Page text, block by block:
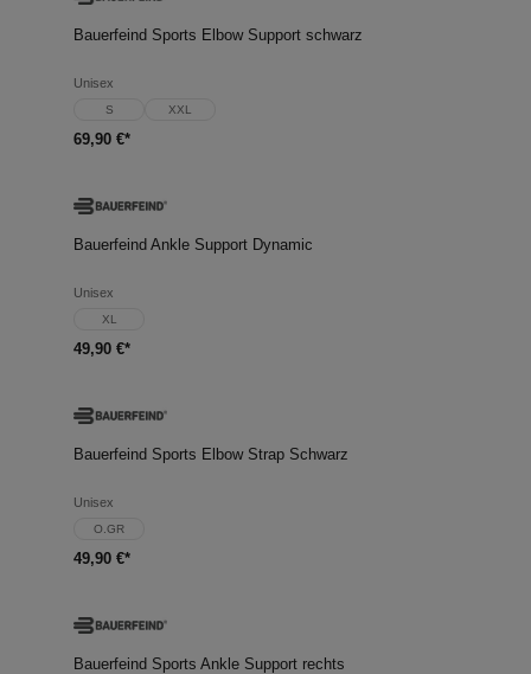
Bauerfeind Sports Elbow Support schwarz
Unisex
S XXL
69,90 €*
Bauerfeind Ankle Support Dynamic
Unisex
XL
49,90 €*
Bauerfeind Sports Elbow Strap Schwarz
Unisex
O.GR
49,90 €*
Bauerfeind Sports Ankle Support rechts